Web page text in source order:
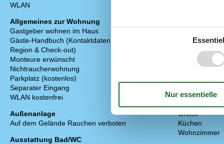
WLAN
Allgemeines zur Wohnung
Gastgeber wohnen im Haus
Gäste-Handbuch (Kontaktdaten, Infos zur
Region & Check-out)
Monteure erwünscht
Nichtraucherwohnung
Parkplatz (kostenlos)
Separater Eingang
WLAN kostenfrei
Außenanlage
Auf dem Gelände Rauchen verboten
Ausstattung Bad/WC
Fernseher
Heizung
Kamin (Holz)
Kamin oder
Größe
Küchen
Wohnzimmer